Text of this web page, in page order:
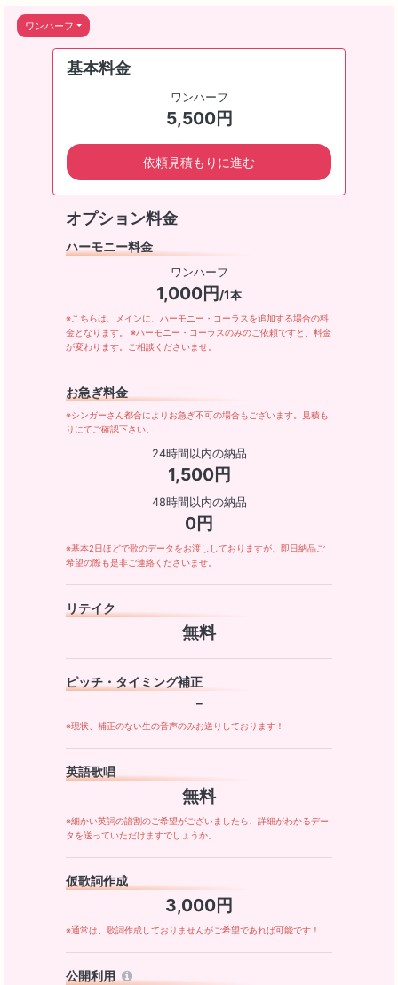
ワンハーフ
基本料金
ワンハーフ
5,500円
依頼見積もりに進む
オプション料金
ハーモニー料金
ワンハーフ
1,000円/1本
※こちらは、メインに、ハーモニー・コーラスを追加する場合の料
金となります。 ※ハーモニー・コーラスのみのご依頼ですと、料金
が変わります。ご相談くださいませ。
お急ぎ料金
※シンガーさん都合によりお急ぎ不可の場合もございます。見積も
りにてご確認下さい。
24時間以内の納品
1,500円
48時間以内の納品
0円
※基本2日ほどで歌のデータをお渡ししておりますが、即日納品ご
希望の際も是非ご連絡くださいませ。
リテイク
無料
ピッチ・タイミング補正
－
※現状、補正のない生の音声のみお送りしております！
英語歌唱
無料
※細かい英詞の譜割のご希望がございましたら、詳細がわかるデー
タを送っていただけますでしょうか。
仮歌詞作成
3,000円
※通常は、歌詞作成しておりませんがご希望であれば可能です！
公開利用